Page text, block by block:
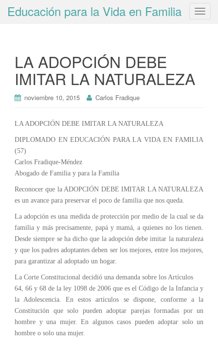
T
a
Educación para la Vida en Familia
LA ADOPCIÓN DEBE
IMITAR LA NATURALEZA
noviembre 10, 2015 Carlos Fradique
LA ADOPCIÓN DEBE IMITAR LA NATURALEZA
DIPLOMADO EN EDUCACIÓN PARA LA VIDA EN FAMILIA
(57)
Carlos Fradique-Méndez
Abogado de Familia y para la Familia
Reconocer que la ADOPCIÓN DEBE IMITAR LA NATURALEZA
es un avance para preservar el poco de familia que nos queda.
La adopción es una medida de protección por medio de la cual se da
familia y más precisamente, papá y mamá, a quienes no los tienen.
Desde siempre se ha dicho que la adopción debe imitar la naturaleza
y que los padres adoptantes deben ser los mejores, entre los mejores,
para garantizar al adoptado un hogar.
La Corte Constitucional decidió una demanda sobre los Artículos
64, 66 y 68 de la ley 1098 de 2006 que es el Código de la Infancia y
la Adolescencia. En estos artículos se dispone, conforme a la
Constitución que solo pueden adoptar parejas formadas por un
hombre y una mujer. En algunos casos pueden adoptar solo un
hombre o solo una mujer.